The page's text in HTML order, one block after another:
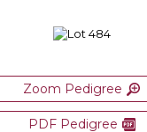
Zoom Pedigree
PDF Pedigree